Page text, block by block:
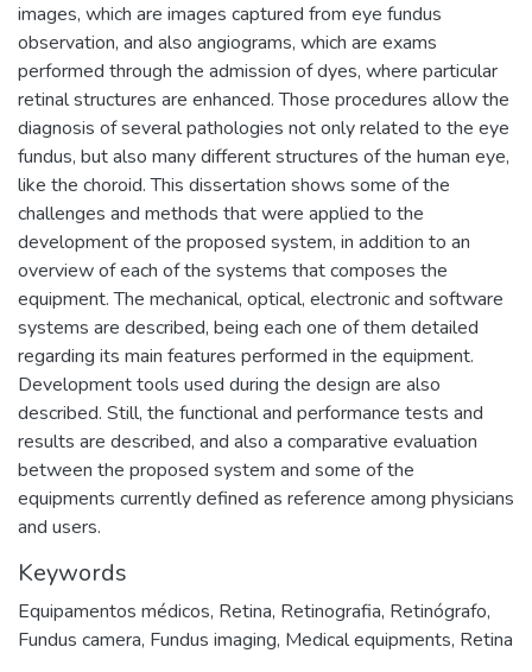
images, which are images captured from eye fundus
observation, and also angiograms, which are exams
performed through the admission of dyes, where particular
retinal structures are enhanced. Those procedures allow the
diagnosis of several pathologies not only related to the eye
fundus, but also many different structures of the human eye,
like the choroid. This dissertation shows some of the
challenges and methods that were applied to the
development of the proposed system, in addition to an
overview of each of the systems that composes the
equipment. The mechanical, optical, electronic and software
systems are described, being each one of them detailed
regarding its main features performed in the equipment.
Development tools used during the design are also
described. Still, the functional and performance tests and
results are described, and also a comparative evaluation
between the proposed system and some of the
equipments currently defined as reference among physicians
and users.
Keywords
Equipamentos médicos, Retina, Retinografia, Retinógrafo,
Fundus camera, Fundus imaging, Medical equipments, Retina